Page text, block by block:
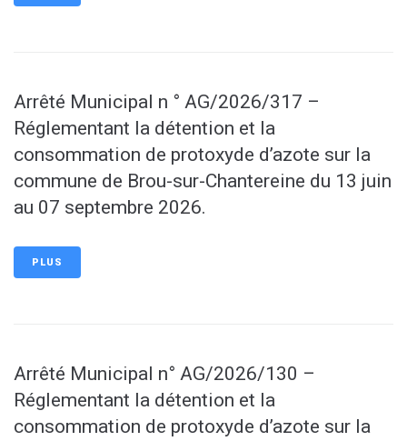
Arrêté Municipal n ° AG/2026/317 –
Réglementant la détention et la
consommation de protoxyde d’azote sur la
commune de Brou-sur-Chantereine du 13 juin
au 07 septembre 2026.
PLUS
Arrêté Municipal n° AG/2026/130 –
Réglementant la détention et la
consommation de protoxyde d’azote sur la